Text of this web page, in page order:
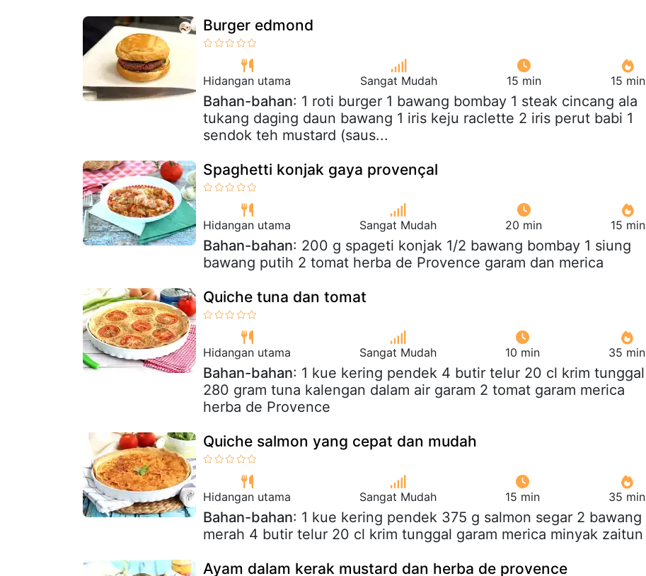
Burger edmond
Hidangan utama Sangat Mudah 15 min 15 min
Bahan-bahan: 1 roti burger 1 bawang bombay 1 steak cincang ala
tukang daging daun bawang 1 iris keju raclette 2 iris perut babi 1
sendok teh mustard (saus...
Spaghetti konjak gaya provençal
Hidangan utama Sangat Mudah 20 min 15 min
Bahan-bahan: 200 g spageti konjak 1/2 bawang bombay 1 siung
bawang putih 2 tomat herba de Provence garam dan merica
Quiche tuna dan tomat
Hidangan utama Sangat Mudah 10 min 35 min
Bahan-bahan: 1 kue kering pendek 4 butir telur 20 cl krim tunggal
280 gram tuna kalengan dalam air garam 2 tomat garam merica
herba de Provence
Quiche salmon yang cepat dan mudah
Hidangan utama Sangat Mudah 15 min 35 min
Bahan-bahan: 1 kue kering pendek 375 g salmon segar 2 bawang
merah 4 butir telur 20 cl krim tunggal garam merica minyak zaitun
Ayam dalam kerak mustard dan herba de provence